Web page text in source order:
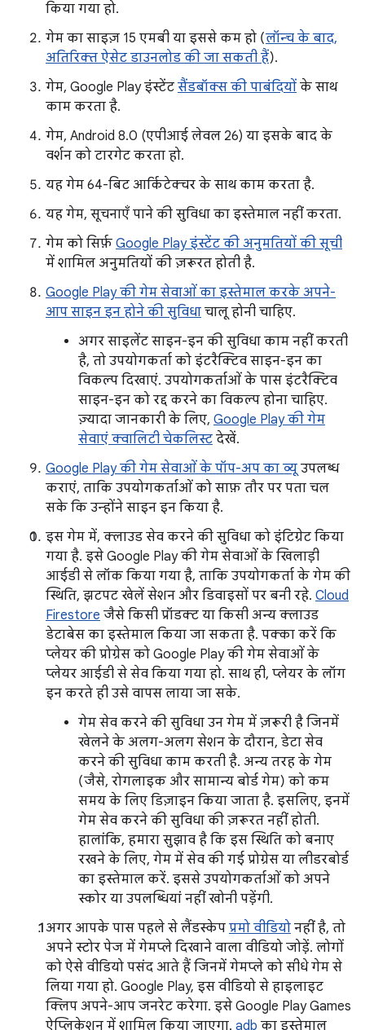
किया गया हो.
गेम का साइज़ 15 एमबी या इससे कम हो (लॉन्च के बाद,
अतिरिक्त ऐसेट डाउनलोड की जा सकती हैं).
गेम, Google Play इंस्टेंट सैंडबॉक्स की पाबंदियों के साथ
काम करता है.
गेम, Android 8.0 (एपीआई लेवल 26) या इसके बाद के
वर्शन को टारगेट करता हो.
यह गेम 64-बिट आर्किटेक्चर के साथ काम करता है.
यह गेम, सूचनाएँ पाने की सुविधा का इस्तेमाल नहीं करता.
गेम को सिर्फ़ Google Play इंस्टेंट की अनुमतियों की सूची
में शामिल अनुमतियों की ज़रूरत होती है.
Google Play की गेम सेवाओं का इस्तेमाल करके अपने-
आप साइन इन होने की सुविधा चालू होनी चाहिए.
अगर साइलेंट साइन-इन की सुविधा काम नहीं करती
है, तो उपयोगकर्ता को इंटरैक्टिव साइन-इन का
विकल्प दिखाएं. उपयोगकर्ताओं के पास इंटरैक्टिव
साइन-इन को रद्द करने का विकल्प होना चाहिए.
ज़्यादा जानकारी के लिए, Google Play की गेम
सेवाएं क्वालिटी चेकलिस्ट देखें.
Google Play की गेम सेवाओं के पॉप-अप का व्यू उपलब्ध
कराएं, ताकि उपयोगकर्ताओं को साफ़ तौर पर पता चल
सके कि उन्होंने साइन इन किया है.
इस गेम में, क्लाउड सेव करने की सुविधा को इंटिग्रेट किया
गया है. इसे Google Play की गेम सेवाओं के खिलाड़ी
आईडी से लॉक किया गया है, ताकि उपयोगकर्ता के गेम की
स्थिति, झटपट खेलें सेशन और डिवाइसों पर बनी रहे. Cloud
Firestore जैसे किसी प्रॉडक्ट या किसी अन्य क्लाउड
डेटाबेस का इस्तेमाल किया जा सकता है. पक्का करें कि
प्लेयर की प्रोग्रेस को Google Play की गेम सेवाओं के
प्लेयर आईडी से सेव किया गया हो. साथ ही, प्लेयर के लॉग
इन करते ही उसे वापस लाया जा सके.
गेम सेव करने की सुविधा उन गेम में ज़रूरी है जिनमें
खेलने के अलग-अलग सेशन के दौरान, डेटा सेव
करने की सुविधा काम करती है. अन्य तरह के गेम
(जैसे, रोगलाइक और सामान्य बोर्ड गेम) को कम
समय के लिए डिज़ाइन किया जाता है. इसलिए, इनमें
गेम सेव करने की सुविधा की ज़रूरत नहीं होती.
हालांकि, हमारा सुझाव है कि इस स्थिति को बनाए
रखने के लिए, गेम में सेव की गई प्रोग्रेस या लीडरबोर्ड
का इस्तेमाल करें. इससे उपयोगकर्ताओं को अपने
स्कोर या उपलब्धियां नहीं खोनी पड़ेंगी.
अगर आपके पास पहले से लैंडस्केप प्रमो वीडियो नहीं है, तो
अपने स्टोर पेज में गेमप्ले दिखाने वाला वीडियो जोड़ें. लोगों
को ऐसे वीडियो पसंद आते हैं जिनमें गेमप्ले को सीधे गेम से
लिया गया हो. Google Play, इस वीडियो से हाइलाइट
क्लिप अपने-आप जनरेट करेगा. इसे Google Play Games
ऐप्लिकेशन में शामिल किया जाएगा. adb का इस्तेमाल